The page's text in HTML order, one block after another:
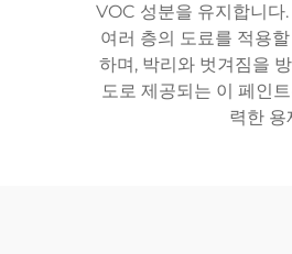
VOC 성분을 유지합니다
여러 층의 도료를 적용
하며, 박리와 벗겨짐을
도로 제공되는 이 페인
력한 용